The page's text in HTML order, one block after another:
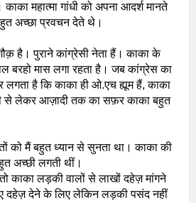
महात्मा गांधी को अपना आदर्श मानते
अच्छा प्रवचन देते थे।
है। पुराने कांग्रेसी नेता हैं। काका के
बरहो मास लगा रहता है। जब कांग्रेस का
लगता है कि काका ही ओ.एच ह्यूम हैं, काका
से लेकर आज़ादी तक का सफ़र काका बहुत
को मैं बहुत ध्यान से सुनता था। काका की
अच्छी लगती थीं।
काका लड़की वालों से लाखों दहेज़ मांगने
दहेज़ देने के लिए लेकिन लड़की पसंद नहीं